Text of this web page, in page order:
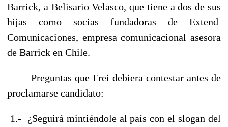
Barrick, a Belisario Velasco, que tiene a dos de sus
hijas como socias fundadoras de Extend
Comunicaciones, empresa comunicacional asesora
de Barrick en Chile.
Preguntas que Frei debiera contestar antes de
proclamarse candidato:
1.- ¿Seguirá mintiéndole al país con el slogan del